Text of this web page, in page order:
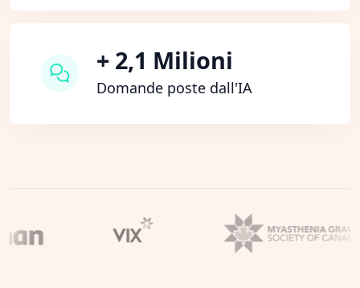
+ 2,1 Milioni
Domande poste dall'IA